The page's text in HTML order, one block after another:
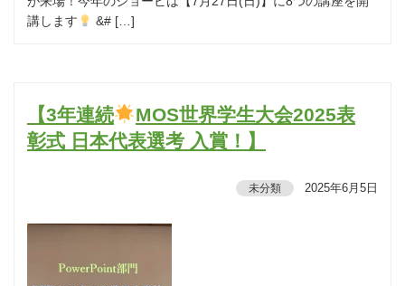
講します
&# […]
【3年連続
MOS世界学生大会2025表
彰式 日本代表選考 入賞！】
未分類 2025年6月5日